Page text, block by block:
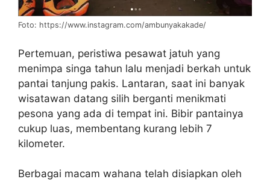
Foto: https://www.instagram.com/ambunyakakade/
Pertemuan, peristiwa pesawat jatuh yang
menimpa singa tahun lalu menjadi berkah untuk
pantai tanjung pakis. Lantaran, saat ini banyak
wisatawan datang silih berganti menikmati
pesona yang ada di tempat ini. Bibir pantainya
cukup luas, membentang kurang lebih 7
kilometer.
Berbagai macam wahana telah disiapkan oleh